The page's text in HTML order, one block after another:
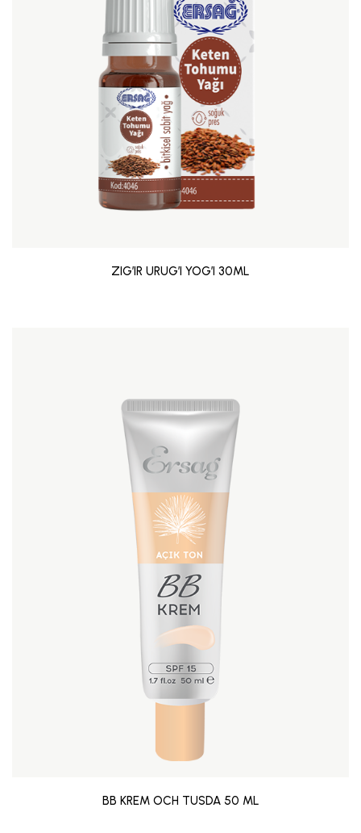
ZIG’IR URUG’I YOG’I 30ML
BB KREM OCH TUSDA 50 ML